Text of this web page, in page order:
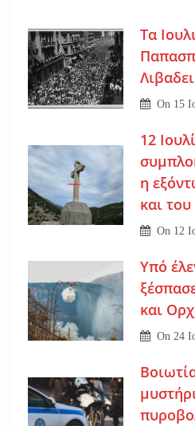
Τα
On 15
12
η
και
On 12
Υπό
και
On24